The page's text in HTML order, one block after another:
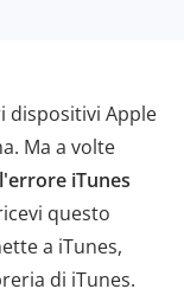
dispositivi Apple
Ma a volte
l'errore iTunes
questo
a iTunes,
di iTunes.